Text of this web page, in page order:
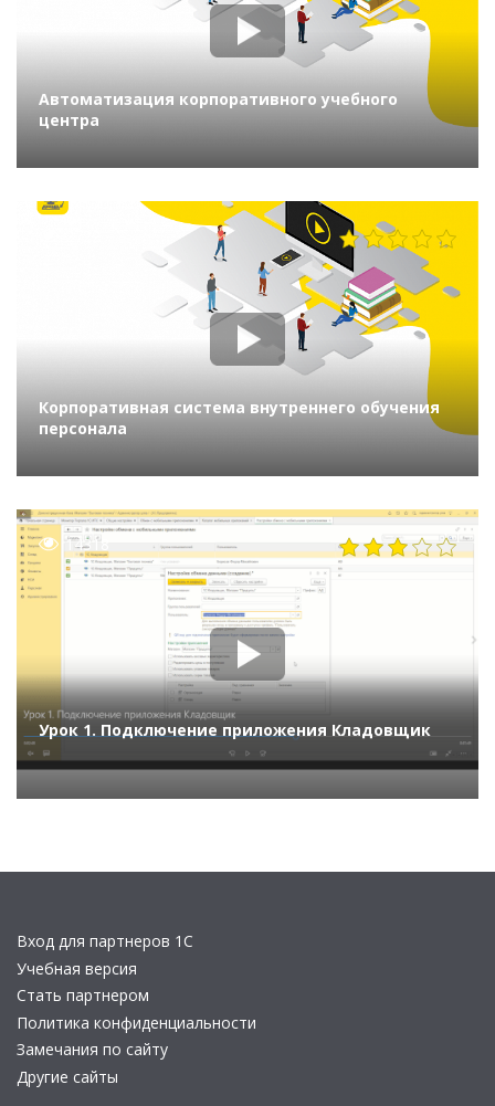
Автоматизация корпоративного учебного
центра
Корпоративная система внутреннего обучения
персонала
14318
Урок 1. Подключение приложения Кладовщик
Вход для партнеров 1С
Учебная версия
Стать партнером
Политика конфиденциальности
Замечания по сайту
Другие сайты